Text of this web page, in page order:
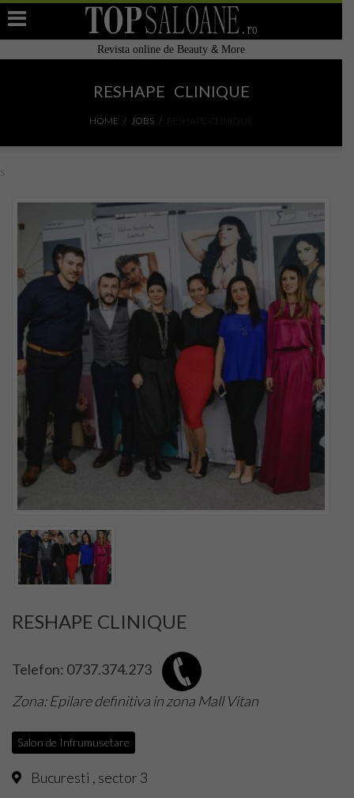
Home
Filtre de apa alcalina restructurata Japonia
Cauta Salon / Centru in Romania
TOP 10
Top Saloane Infrumusetare Romania
Top Saloane Infrumusetare Bucuresti
Top Saloane Infrumusetare Ilfov
Top Saloane de Manichiura
Top Saloane Remodelare Corporala
Epilare definitiva
Dermopigmentare
Top Clinici Chirurgie Estetica
Top Saloane Infrumusetare Sector 2
Revista online de Beauty & More
RESHAPE CLINIQUE
HOME JOBS
s
RESHAPE CLINIQUE
Telefon: 0737.374.273
Zona: Epilare definitiva in zona Mall Vitan
Salon de Infrumusetare
Bucuresti , sector 3